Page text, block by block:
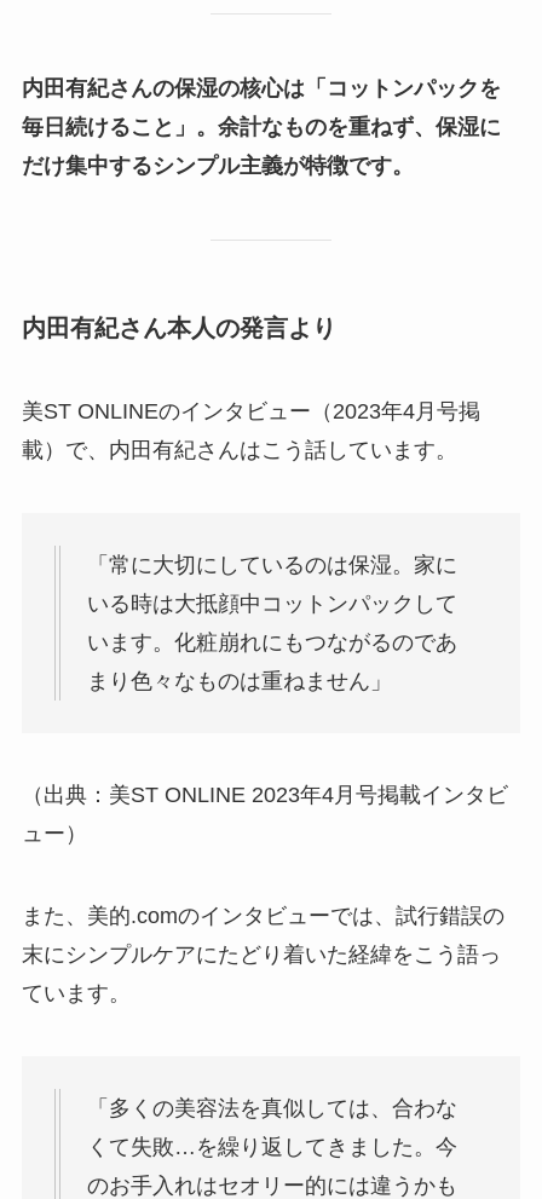
内田有紀さんの保湿の核心は「コットンパックを
毎日続けること」。余計なものを重ねず、保湿に
だけ集中するシンプル主義が特徴です。
内田有紀さん本人の発言より
美ST ONLINEのインタビュー（2023年4月号掲
載）で、内田有紀さんはこう話しています。
「常に大切にしているのは保湿。家に
いる時は大抵顔中コットンパックして
います。化粧崩れにもつながるのであ
まり色々なものは重ねません」
（出典：美ST ONLINE 2023年4月号掲載インタビ
ュー）
また、美的.comのインタビューでは、試行錯誤の
末にシンプルケアにたどり着いた経緯をこう語っ
ています。
「多くの美容法を真似しては、合わな
くて失敗…を繰り返してきました。今
のお手入れはセオリー的には違うかも